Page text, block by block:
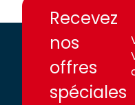
access.fr
access.fr
Recevez
nos
offres
spéciales